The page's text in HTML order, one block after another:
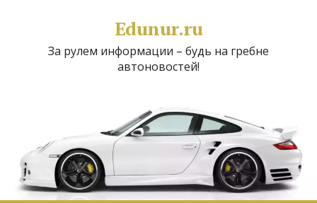
Edunur.ru
За рулем информации – будь на гребне
автоновостей!